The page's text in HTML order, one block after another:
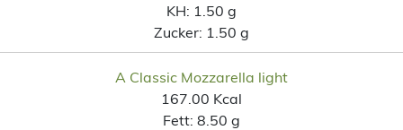
KH: 1.50 g
Zucker: 1.50 g
A Classic Mozzarella light
167.00 Kcal
Fett: 8.50 g